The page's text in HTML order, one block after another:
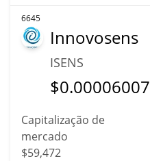
6645
Innovosens
ISENS
$0.00006007
Capitalização de
mercado
$59,472